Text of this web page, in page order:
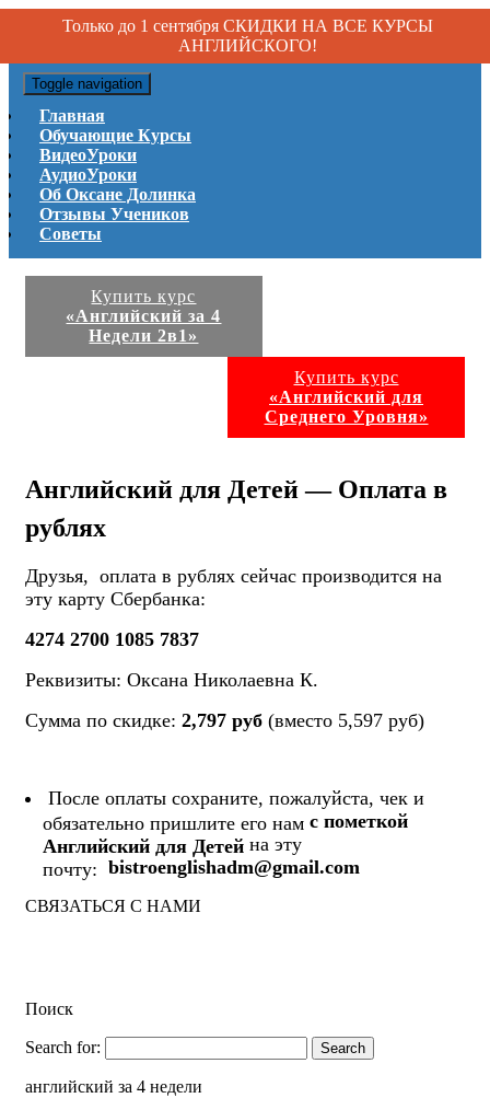
Только до 1 сентября СКИДКИ НА ВСЕ КУРСЫ
АНГЛИЙСКОГО!
Toggle navigation
Главная
Обучающие Курсы
ВидеоУроки
АудиоУроки
Об Оксане Долинка
Отзывы Учеников
Советы
Купить курс
«Английский за 4
Недели 2в1»
Купить курс
«Английский для
Среднего Уровня»
Английский для Детей — Оплата в
рублях
Друзья, оплата в рублях сейчас производится на
эту карту Сбербанка:
4274 2700 1085 7837
Реквизиты: Оксана Николаевна К.
Сумма по скидке: 2,797 руб (вместо 5,597 руб)
После оплаты сохраните, пожалуйста, чек и
обязательно пришлите его нам с пометкой
Английский для Детей на эту
почту: bistroenglishadm@gmail.com
СВЯЗАТЬСЯ С НАМИ
Поиск
Search for:
английский за 4 недели